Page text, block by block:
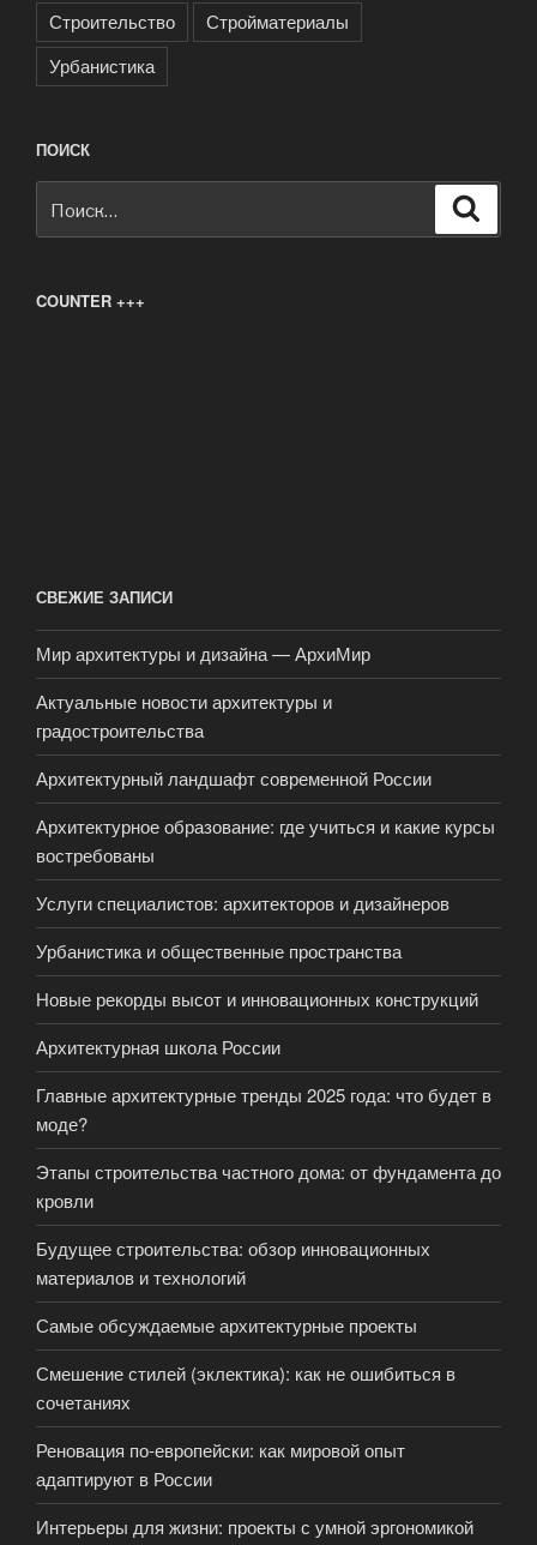
Строительство
Стройматериалы
Урбанистика
ПОИСК
COUNTER +++
СВЕЖИЕ ЗАПИСИ
Мир архитектуры и дизайна — АрхиМир
Актуальные новости архитектуры и
градостроительства
Архитектурный ландшафт современной России
Архитектурное образование: где учиться и какие курсы
востребованы
Услуги специалистов: архитекторов и дизайнеров
Урбанистика и общественные пространства
Новые рекорды высот и инновационных конструкций
Архитектурная школа России
Главные архитектурные тренды 2025 года: что будет в
моде?
Этапы строительства частного дома: от фундамента до
кровли
Будущее строительства: обзор инновационных
материалов и технологий
Самые обсуждаемые архитектурные проекты
Смешение стилей (эклектика): как не ошибиться в
сочетаниях
Реновация по-европейски: как мировой опыт
адаптируют в России
Интерьеры для жизни: проекты с умной эргономикой